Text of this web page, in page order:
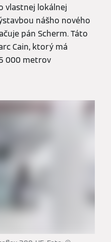
vlastnej lokálnej
nášho nového
pán Scherm. Táto
Cain, ktorý má
000 metrov